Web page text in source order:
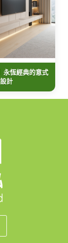
永恆經典的意式
設計